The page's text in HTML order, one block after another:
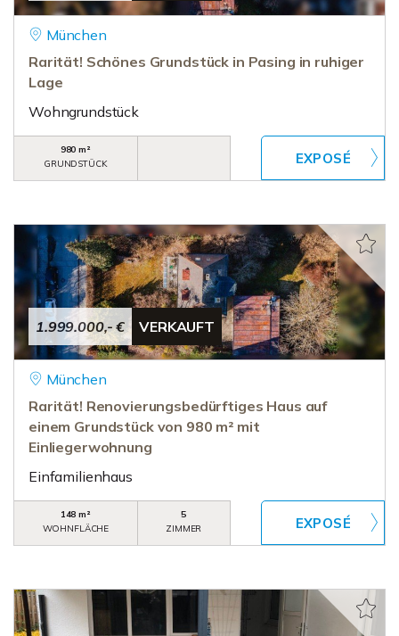
München
Rarität! Schönes Grundstück in Pasing in ruhiger
Lage
Wohngrundstück
980 m²
GRUNDSTÜCK
1.999.000,- € VERKAUFT
München
Rarität! Renovierungsbedürftiges Haus auf
einem Grundstück von 980 m² mit
Einliegerwohnung
Einfamilienhaus
148 m²
WOHNFLÄCHE
5
ZIMMER